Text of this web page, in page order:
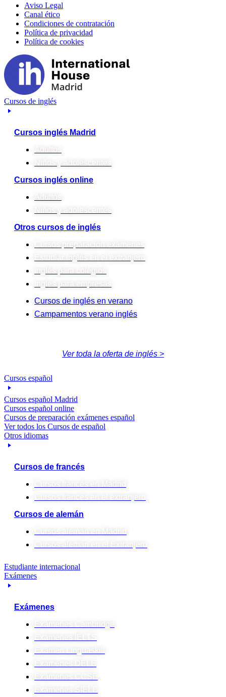
Aviso Legal
Canal ético
Condiciones de contratación
Política de privacidad
Política de cookies
Cursos de inglés
Cursos inglés Madrid
Adultos
Niños y adolescentes
Cursos inglés online
Adultos
Niños y adolescentes
Otros cursos de inglés
Cursos preparación exámenes
Estudiar inglés en el extranjero
Inglés para colegios
Inglés para empresas
Cursos de inglés en verano
Campamentos verano inglés
Ver toda la oferta de inglés >
Cursos español
Cursos español Madrid
Cursos español online
Cursos de preparación exámenes español
Ver todos los Cursos de español
Otros idiomas
Cursos de francés
Cursos francés en Madrid
Cursos de alemán
Cursos alemán en Madrid
Cursos alemán en el Extranjero
Estudiante internacional
Exámenes
Exámenes
Exámenes Cambridge
Exámenes IELTS
Examen Linguaskill
Exámenes DELE
Exámenes CCSE
Exámenes SIELE